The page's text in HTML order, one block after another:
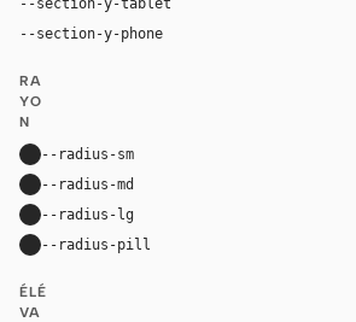
--section-y-phone
RA
YO
N
--radius-sm
--radius-md
--radius-lg
--radius-pill
ÉLÉ
VA